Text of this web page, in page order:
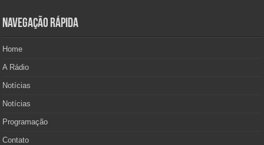
Navegação Rápida
Home
A Rádio
Notícias
Notícias
Programação
Contato